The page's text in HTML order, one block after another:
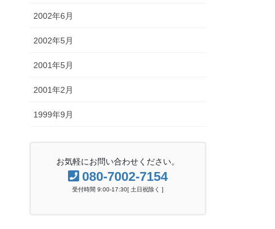
2002年6月
2002年5月
2001年5月
2001年2月
1999年9月
お気軽にお問い合わせください。
080-7002-7154
受付時間 9:00-17:30[ 土日祝除く ]